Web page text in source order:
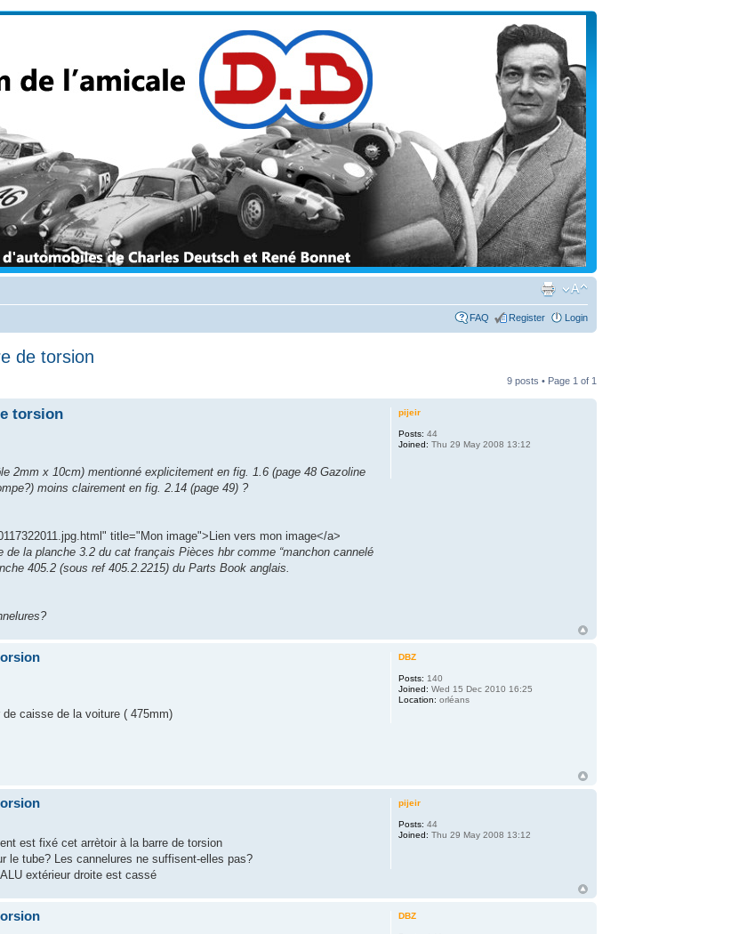
FAQ Register Login
de torsion
9 posts • Page 1 of 1
torsion
2mm x 10cm) mentionné explicitement en fig. 1.6 (page 48 Gazoline
moins clairement en fig. 2.14 (page 49) ?
title="Mon image">Lien vers mon image</a>
la planche 3.2 du cat français Pièces hbr comme “manchon cannelé
405.2 (sous ref 405.2.2215) du Parts Book anglais.
pijeir
Posts: 44
Joined: Thu 29 May 2008 13:12
caisse de la voiture ( 475mm)
DBZ
Posts: 140
Joined: Wed 15 Dec 2010 16:25
Location: orléans
est fixé cet arrètoir à la barre de torsion
le tube? Les cannelures ne suffisent-elles pas?
extérieur droite est cassé
pijeir
Posts: 44
Joined: Thu 29 May 2008 13:12
DBZ